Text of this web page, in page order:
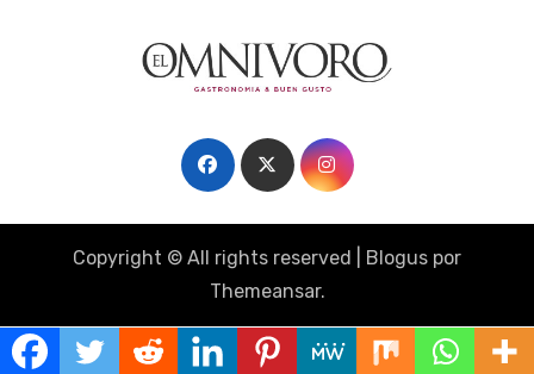
Copyright © All rights reserved Blogus por
Themeansar.